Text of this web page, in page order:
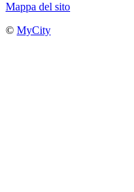
Mappa del sito
© MyCity